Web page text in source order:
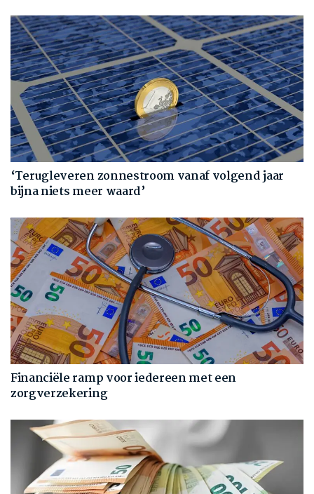
‘Terugleveren zonnestroom vanaf volgend jaar
bijna niets meer waard’
Financiële ramp voor iedereen met een
zorgverzekering